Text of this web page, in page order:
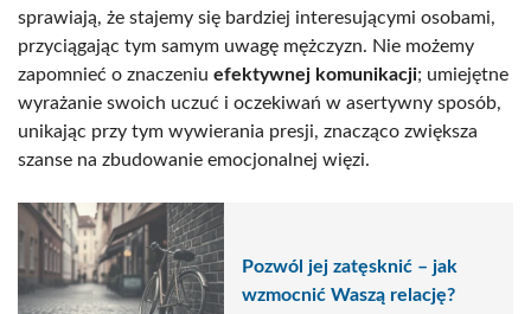
sprawiają, że stajemy się bardziej interesującymi osobami,
przyciągając tym samym uwagę mężczyzn. Nie możemy
zapomnieć o znaczeniu efektywnej komunikacji; umiejętne
wyrażanie swoich uczuć i oczekiwań w asertywny sposób,
unikając przy tym wywierania presji, znacząco zwiększa
szanse na zbudowanie emocjonalnej więzi.
Pozwól jej zatęsknić – jak
wzmocnić Waszą relację?